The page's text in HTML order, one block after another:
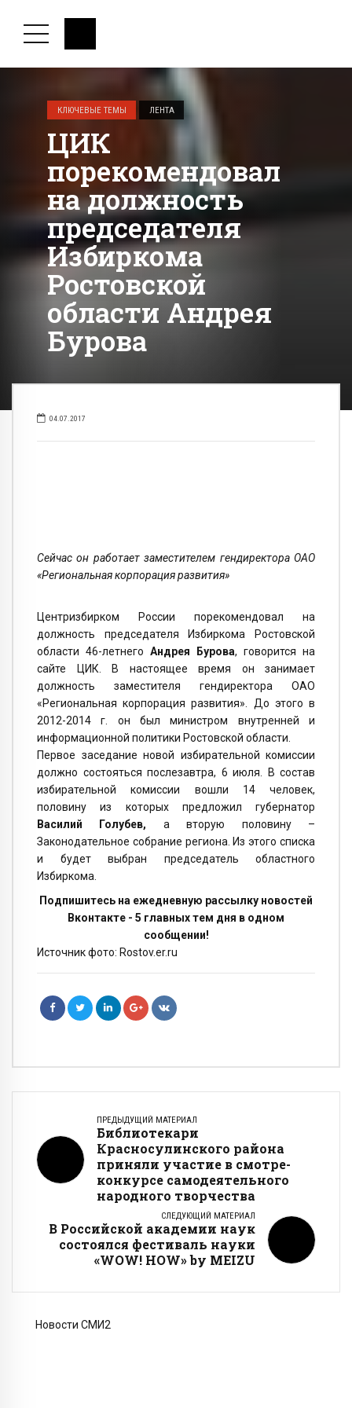
КЛЮЧЕВЫЕ ТЕМЫ ЛЕНТА
ЦИК
порекомендовал
на должность
председателя
Избиркома
Ростовской
области Андрея
Бурова
04.07.2017
Сейчас он работает заместителем гендиректора ОАО
«Региональная корпорация развития»
Центризбирком России порекомендовал на
должность председателя Избиркома Ростовской
области 46-летнего Андрея Бурова, говорится на
сайте ЦИК. В настоящее время он занимает
должность заместителя гендиректора ОАО
«Региональная корпорация развития». До этого в
2012-2014 г. он был министром внутренней и
информационной политики Ростовской области.
Первое заседание новой избирательной комиссии
должно состояться послезавтра, 6 июля. В состав
избирательной комиссии вошли 14 человек,
половину из которых предложил губернатор
Василий Голубев, а вторую половину –
Законодательное собрание региона. Из этого списка
и будет выбран председатель областного
Избиркома.
Подпишитесь на ежедневную рассылку новостей
Вконтакте - 5 главных тем дня в одном
сообщении!
Источник фото: Rostov.er.ru
ПРЕДЫДУЩИЙ МАТЕРИАЛ
Библиотекари
Красносулинского района
приняли участие в смотре-
конкурсе самодеятельного
народного творчества
СЛЕДУЮЩИЙ МАТЕРИАЛ
В Российской академии наук
состоялся фестиваль науки
«WOW! HOW» by MEIZU
Новости СМИ2